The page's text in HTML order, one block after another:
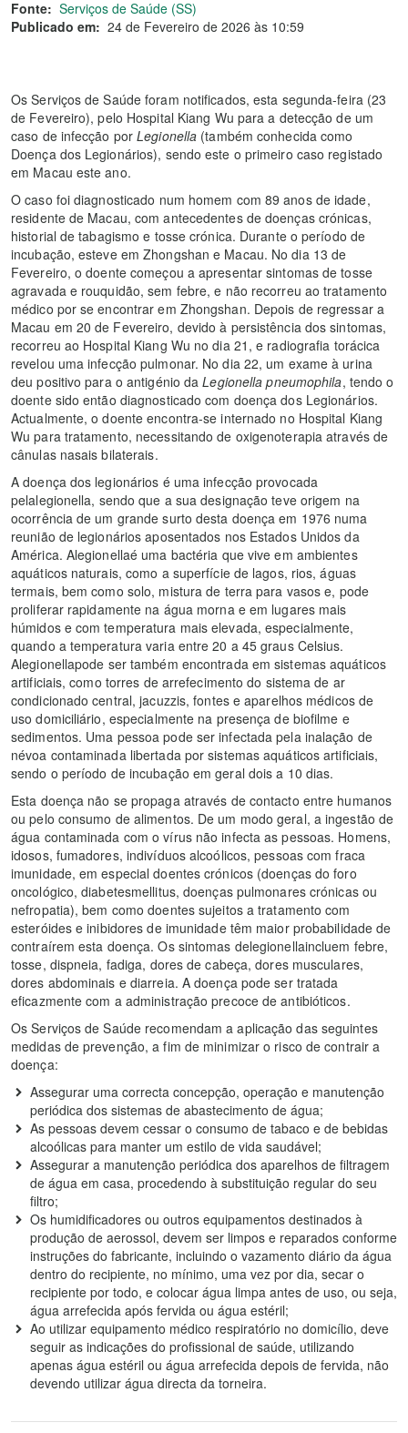
Fonte: Serviços de Saúde (SS)
Publicado em: 24 de Fevereiro de 2026 às 10:59
Os Serviços de Saúde foram notificados, esta segunda-feira (23
de Fevereiro), pelo Hospital Kiang Wu para a detecção de um
caso de infecção porLegionella (também conhecida como
Doença dos Legionários), sendo este o primeiro caso registado
em Macau este ano.
O caso foi diagnosticado num homem com 89 anos de idade,
residente de Macau, com antecedentes de doenças crónicas,
historial de tabagismo e tosse crónica. Durante o período de
incubação, esteve em Zhongshan e Macau. No dia 13 de
Fevereiro, o doente começou a apresentar sintomas de tosse
agravada e rouquidão, sem febre, e não recorreu ao tratamento
médico por se encontrar em Zhongshan. Depois de regressar a
Macau em 20 de Fevereiro, devido à persistência dos sintomas,
recorreu ao Hospital Kiang Wu no dia 21, e radiografia torácica
revelou uma infecção pulmonar. No dia 22, um exame à urina
deu positivo para o antigénio daLegionella pneumophila, tendo o
doente sido então diagnosticado com doença dos Legionários.
Actualmente, o doente encontra-se internado no Hospital Kiang
Wu para tratamento, necessitando de oxigenoterapia através de
cânulas nasais bilaterais.
A doença dos legionários é uma infecção provocada
pelalegionella, sendo que a sua designação teve origem na
ocorrência de um grande surto desta doença em 1976 numa
reunião de legionários aposentados nos Estados Unidos da
América. Alegionellaé uma bactéria que vive em ambientes
aquáticos naturais, como a superfície de lagos, rios, águas
termais, bem como solo, mistura de terra para vasos e, pode
proliferar rapidamente na água morna e em lugares mais
húmidos e com temperatura mais elevada, especialmente,
quando a temperatura varia entre 20 a 45 graus Celsius.
Alegionellapode ser também encontrada em sistemas aquáticos
artificiais, como torres de arrefecimento do sistema de ar
condicionado central, jacuzzis, fontes e aparelhos médicos de
uso domiciliário, especialmente na presença de biofilme e
sedimentos. Uma pessoa pode ser infectada pela inalação de
névoa contaminada libertada por sistemas aquáticos artificiais,
sendo o período de incubação em geral dois a 10 dias.
Esta doença não se propaga através de contacto entre humanos
ou pelo consumo de alimentos. De um modo geral, a ingestão de
água contaminada com o vírus não infecta as pessoas. Homens,
idosos, fumadores, indivíduos alcoólicos, pessoas com fraca
imunidade, em especial doentes crónicos (doenças do foro
oncológico, diabetesmellitus, doenças pulmonares crónicas ou
nefropatia), bem como doentes sujeitos a tratamento com
esteróides e inibidores de imunidade têm maior probabilidade de
contraírem esta doença. Os sintomas delegionellaincluem febre,
tosse, dispneia, fadiga, dores de cabeça, dores musculares,
dores abdominais e diarreia. A doença pode ser tratada
eficazmente com a administração precoce de antibióticos.
Os Serviços de Saúde recomendam a aplicação das seguintes
medidas de prevenção, a fim de minimizar o risco de contrair a
doença:
Assegurar uma correcta concepção, operação e manutenção
periódica dos sistemas de abastecimento de água;
As pessoas devem cessar o consumo de tabaco e de bebidas
alcoólicas para manter um estilo de vida saudável;
Assegurar a manutenção periódica dos aparelhos de filtragem
de água em casa, procedendo à substituição regular do seu
filtro;
Os humidificadores ou outros equipamentos destinados à
produção de aerossol, devem ser limpos e reparados conforme
instruções do fabricante, incluindo o vazamento diário da água
dentro do recipiente, no mínimo, uma vez por dia, secar o
recipiente por todo, e colocar água limpa antes de uso, ou seja,
água arrefecida após fervida ou água estéril;
Ao utilizar equipamento médico respiratório no domicílio, deve
seguir as indicações do profissional de saúde, utilizando
apenas água estéril ou água arrefecida depois de fervida, não
devendo utilizar água directa da torneira.